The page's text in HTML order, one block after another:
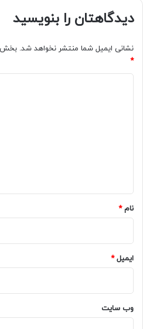
دیدگاهتان را بنویسید
نشانی ایمیل شما منتشر نخواهد شد.
*
نام*
ایمیل*
وب‌ سایت